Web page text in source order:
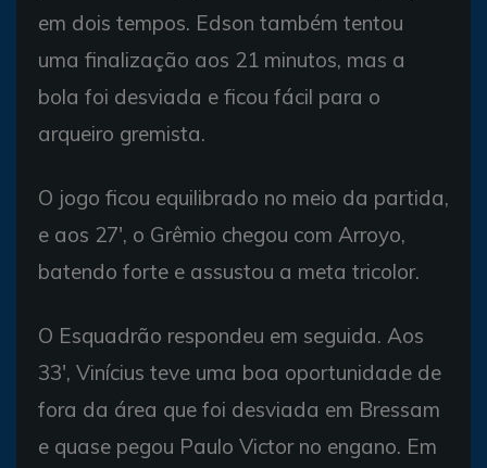
em dois tempos. Edson também tentou
uma finalização aos 21 minutos, mas a
bola foi desviada e ficou fácil para o
arqueiro gremista.
O jogo ficou equilibrado no meio da partida,
e aos 27', o Grêmio chegou com Arroyo,
batendo forte e assustou a meta tricolor.
O Esquadrão respondeu em seguida. Aos
33', Vinícius teve uma boa oportunidade de
fora da área que foi desviada em Bressam
e quase pegou Paulo Victor no engano. Em